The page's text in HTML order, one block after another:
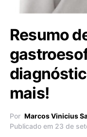
Resumo
mais!
Por Marcos Vinicius
Publicado em 23 de